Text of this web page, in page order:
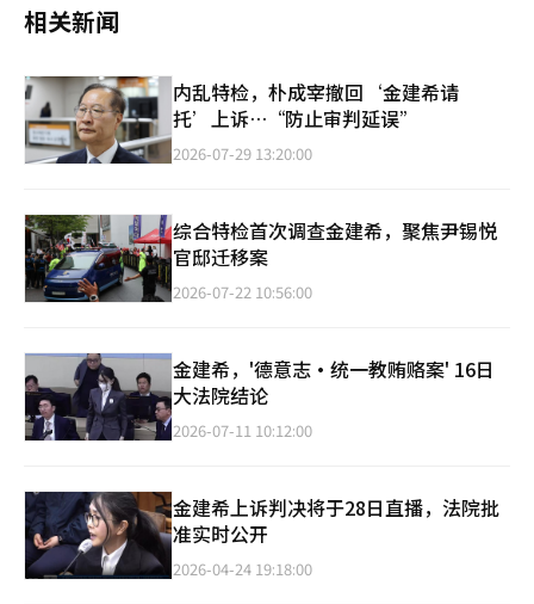
相关新闻
内乱特检，朴成宰撤回‘金建希请
托’上诉…“防止审判延误”
2026-07-29 13:20:00
综合特检首次调查金建希，聚焦尹锡悦
官邸迁移案
2026-07-22 10:56:00
金建希，'德意志·统一教贿赂案' 16日
大法院结论
2026-07-11 10:12:00
金建希上诉判决将于28日直播，法院批
准实时公开
2026-04-24 19:18:00